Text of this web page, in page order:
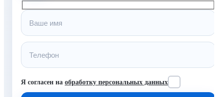
Я согласен на обработку персональных данных